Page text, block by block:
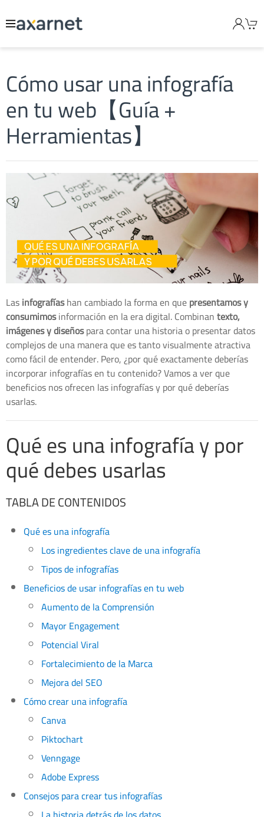
Cómo usar una infografía
en tu web【Guía +
Herramientas】
Lasinfografíashan cambiado la forma en quepresentamos y
consumimosinformación en la era digital. Combinantexto,
imágenes y diseñospara contar una historia o presentar datos
complejos de una manera que es tanto visualmente atractiva
como fácil de entender. Pero, ¿por qué exactamente deberías
incorporar infografías en tu contenido? Vamos a ver que
beneficios nos ofrecen las infografías y por qué deberías
usarlas.
Qué es una infografía y por
qué debes usarlas
TABLA DE CONTENIDOS
Qué es una infografía
Los ingredientes clave de una infografía
Tipos de infografías
Beneficios de usar infografías en tu web
Aumento de la Comprensión
Mayor Engagement
Potencial Viral
Fortalecimiento de la Marca
Mejora del SEO
Cómo crear una infografía
Canva
Piktochart
Venngage
Adobe Express
Consejos para crear tus infografías